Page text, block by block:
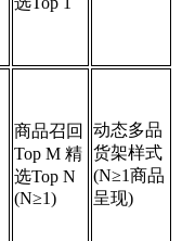
商品召回
Top M 精
选Top N
(N≥1)
动态多品
货架样式
(N≥1商品
呈现)